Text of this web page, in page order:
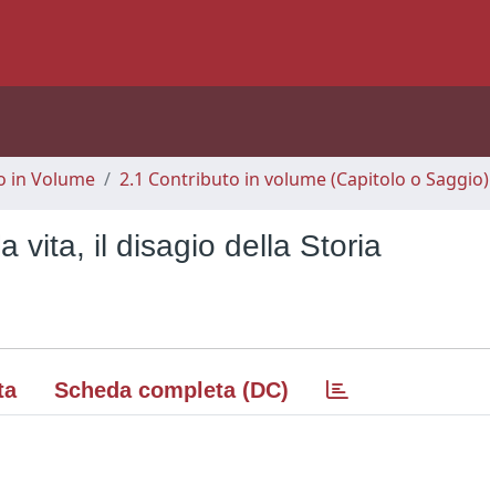
in Volume 2.1 Contributo in volume (Capitolo o Saggio)
vita, il disagio della Storia
Scheda completa (DC)